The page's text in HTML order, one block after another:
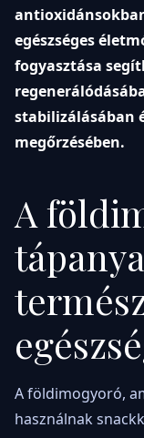
egészséges
fogyasztása
stabilizálásában
megőrzésében.
A
A földimogyoró,
használnak